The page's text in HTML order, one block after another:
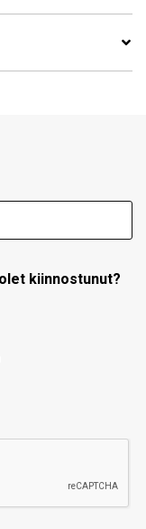
kiinnostunut?